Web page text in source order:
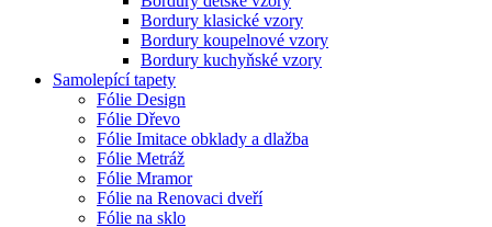
Bordury klasické vzory
Bordury koupelnové vzory
Bordury kuchyňské vzory
Samolepící tapety
Fólie Design
Fólie Dřevo
Fólie Imitace obklady a dlažba
Fólie Metráž
Fólie Mramor
Fólie na Renovaci dveří
Fólie na sklo